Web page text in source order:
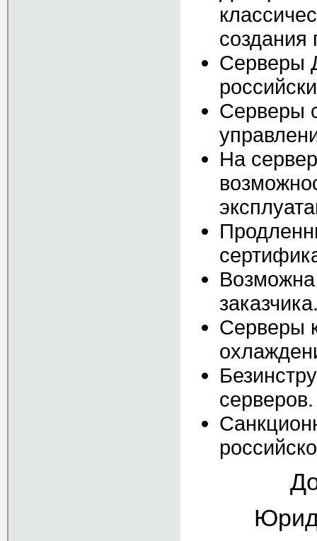
Серверы
Серверы
На
Серверы
серверов.